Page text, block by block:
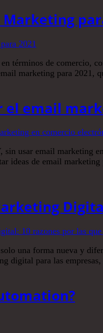
términos de comercio,
marketing para
el email
usar email marketing
ideas de email
una forma nueva y
digital para las